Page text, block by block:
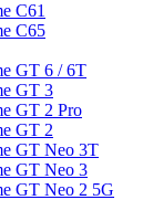
C61
C65
GT 6 / 6T
GT 3
GT 2 Pro
GT 2
GT Neo 3T
GT Neo 3
GT Neo 2 5G